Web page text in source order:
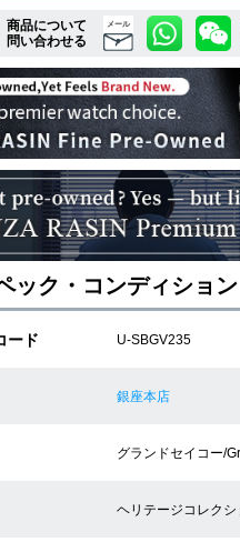
複数条件で商品を絞り込
詳細検索はこちら
ご利用ガイド
のプレミアムクオリティに
方法
ローンの流れ
ショップサービス
商品について
問い合わせる
メール
ック・コンディション
ード U-SBGV235
銀座本店
グランドセイコー/
ヘリテージコレクシ